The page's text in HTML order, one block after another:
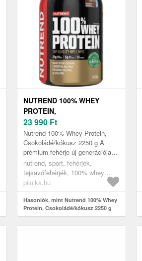
NUTREND 100% WHEY
PROTEIN,
CSOKOLÁDÉ/KÓKUSZ 2250
G
23 990 Ft
Nutrend 100% Whey Protein,
Csokoládé/kókusz 2250 g A
prémium fehérje új generációja
továbbfejlesztett formulával. A
kiváló emészthetőséget az
emész...
nutrend, sport, fehérjék,
tejsavófehérjék, 100% whey
protein
pilulka.hu
Hasonlók, mint Nutrend 100% Whey
Protein, Csokoládé/kókusz 2250 g